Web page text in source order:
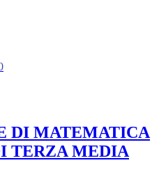
DI MATEMATICA
TERZA MEDIA